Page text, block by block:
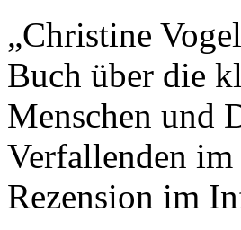
„Christine
Buch über die
Menschen und
Verfallenden im
Rezension im